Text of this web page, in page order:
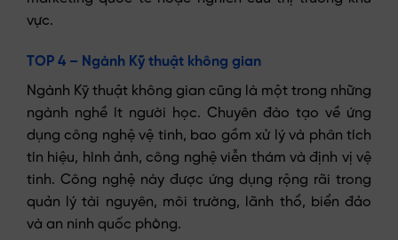
vực.
TOP 4 – Ngành Kỹ thuật không gian
Ngành Kỹ thuật không gian cũng là một trong những
ngành nghề ít người học. Chuyên đào tạo về ứng
dụng công nghệ vệ tinh, bao gồm xử lý và phân tích
tín hiệu, hình ảnh, công nghệ viễn thám và định vị vệ
tinh. Công nghệ này được ứng dụng rộng rãi trong
quản lý tài nguyên, môi trường, lãnh thổ, biển đảo
và an ninh quốc phòng.